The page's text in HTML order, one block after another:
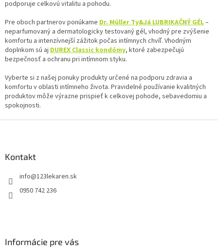
ý
i
s
u
podporuje celkovú vitalitu a pohodu.
Pre oboch partnerov ponúkame Dr. Müller Ty&Já LUBRIKAČNÝ GÉL–
neparfumovaný a dermatologicky testovaný gél, vhodný pre zvýšenie
komfortu a intenzívnejší zážitok počas intímnych chvíľ. Vhodným
doplnkom sú aj DUREX Classic kondómy, ktoré zabezpečujú
bezpečnosť a ochranu pri intímnom styku.
Vyberte si z našej ponuky produkty určené na podporu zdravia a
komfortu v oblasti intímneho života. Pravidelné používanie kvalitných
produktov môže výrazne prispieť k celkovej pohode, sebavedomiu a
spokojnosti.
Kontakt
info@123lekaren.sk
0950 742 236
Informácie pre vás